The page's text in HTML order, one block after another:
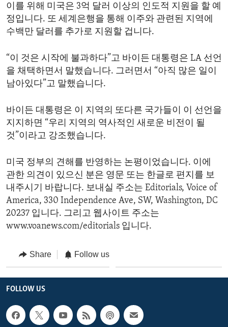
이를 위해 미국은 3억 달러 이상의 인도적 지원을 할 예
정입니다. 또 세계은행을 통해 이주와 관련된 지역에
수백만 달러를 추가로 지원할 겁니다.
“이 것은 시작에 불과하다”고 바이든 대통령은 LA 선언
을 채택하면서 말했습니다. 그러면서 “아직 많은 일이
남아있다”고 말했습니다.
바이든 대통령은 이 지역의 또다른 국가들이 이 선언을
지지하면 “우리 지역의 역사적인 새로운 비전이 될
것”이라고 강조했습니다.
미국 정부의 견해를 반영하는 논평이었습니다. 이에
관한 의견이 있으신 분은 영문 또는 한글로 편지를 보
내주시기 바랍니다. 보내실 주소는 Editorials, Voice of
America, 330 Independence Ave, SW, Washington, DC
20237 입니다. 그리고 웹사이트 주소는
www.voanews.com/editorials 입니다.
Share Follow us
FOLLOW US